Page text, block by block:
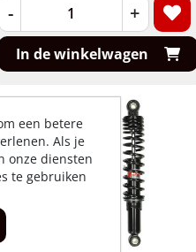
- +
In de winkelwagen
een betere
Als je
onze diensten
te gebruiken